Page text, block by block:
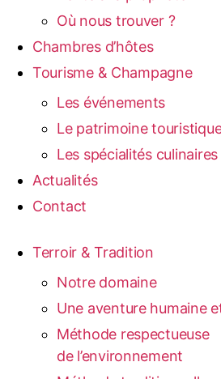
Où nous trouver ?
Chambres d’hôtes
Tourisme & Champagne
Les événements
Le patrimoine
Les spécialités culinaires
Actualités
Contact
Terroir & Tradition
Notre domaine
Une aventure humaine
Méthode respectueuse
de l’environnement